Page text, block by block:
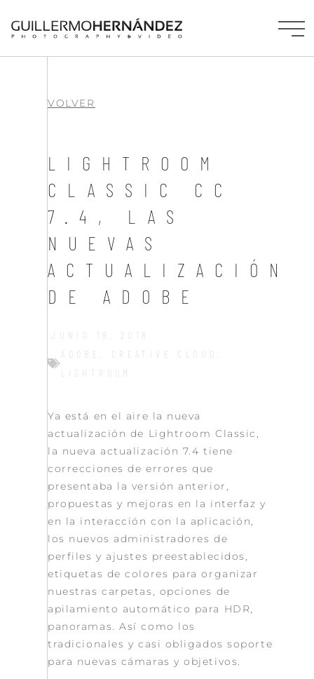
VOLVER
LIGHTROOM
CLASSIC CC
7.4, LAS
NUEVAS
ACTUALIZACIÓN
DE ADOBE
JUNIO 19, 2018
ADOBE
CREATIVE CLOUD
LIGHTROOM
Ya está en el aire la nueva
actualización de Lightroom Classic,
la nueva actualización 7.4 tiene
correcciones de errores que
presentaba la versión anterior,
propuestas y mejoras en la interfaz y
en la interacción con la aplicación,
los nuevos administradores de
perfiles y ajustes preestablecidos,
etiquetas de colores para organizar
nuestras carpetas, opciones de
apilamiento automático para HDR,
panoramas. Así como los
tradicionales y casi obligados soporte
para nuevas cámaras y objetivos.